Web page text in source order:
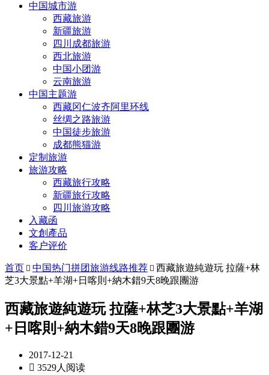
中国城市游
西藏旅游
新疆旅游
四川成都旅游
西北旅游
中国小团游
云南旅游
中国主题游
西藏冈仁波齐阿里环线
丝绸之路旅游
中国徒步旅游
成都熊猫游
定制旅游
旅游攻略
西藏旅行攻略
新疆旅行攻略
四川旅游攻略
入藏函
文創產品
客户评价
首页  中国热门拼团旅游线路推荐  西藏旅遊純遊玩 拉薩+林
芝3大景點+羊湖+日喀則+納木錯9天8晚跟團游
西藏旅遊純遊玩 拉薩+林芝3大景點+羊湖
+日喀則+納木錯9天8晚跟團游
2017-12-21
 3529人阅读